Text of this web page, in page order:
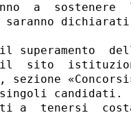
a  sostenere
saranno
superamento
il  sito
candidati.
a  tenersi